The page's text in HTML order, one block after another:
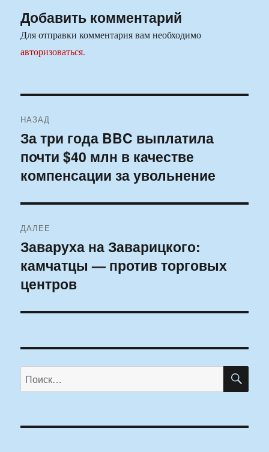
Добавить комментарий
Для отправки комментария вам необходимо
авторизоваться.
по
записям
НАЗАД
Предыдущая
запись:
За три года BBC выплатила
почти $40 млн в качестве
компенсации за увольнение
ДАЛЕЕ
Следующая
запись:
Заваруха на Заварицкого:
камчатцы — против торговых
центров
Искать: